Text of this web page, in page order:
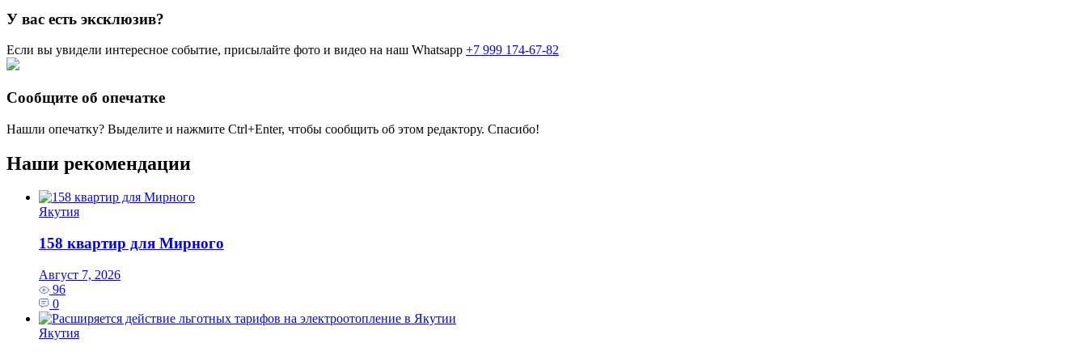
У вас есть эксклюзив?
Если вы увидели интересное событие, присылайте фото и видео на наш Whatsapp +7 999 174-67-82
Сообщите об опечатке
Нашли опечатку? Выделите и нажмите Ctrl+Enter, чтобы сообщить об этом редактору. Спасибо!
Наши рекомендации
Якутия
158 квартир для Мирного
Август 7, 2026
96
0
Якутия